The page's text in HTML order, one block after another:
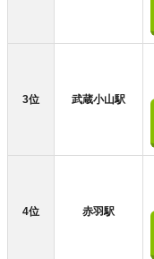
3位 武蔵小山駅
4位 赤羽駅